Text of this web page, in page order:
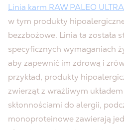
Linia karm RAW PALEO ULTRA
w tym produkty
bezzbożowe. Linia ta została
specyficznych wymaganiach
aby zapewnić im zdrową i
przykład, produkty
zwierząt z wrażliwym
skłonnościami do alergii,
monoproteinowe zawierają